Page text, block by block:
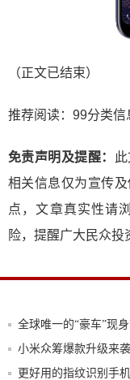
（正文已结束）
推荐阅读： 99分类信
免责声明及提醒：
相关信息仅为宣传
点，文章真实性请
险，提醒广大民众投
全球唯一的“豪车”现
观“
小米众筹爆款升级来
更好用的指纹识别手